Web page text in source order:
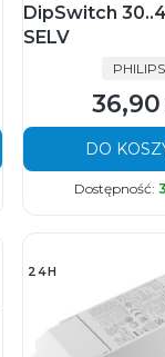
DipSwitch
SELV
PHILIPS
Cena
36,90
DO
Dostępność:
24H